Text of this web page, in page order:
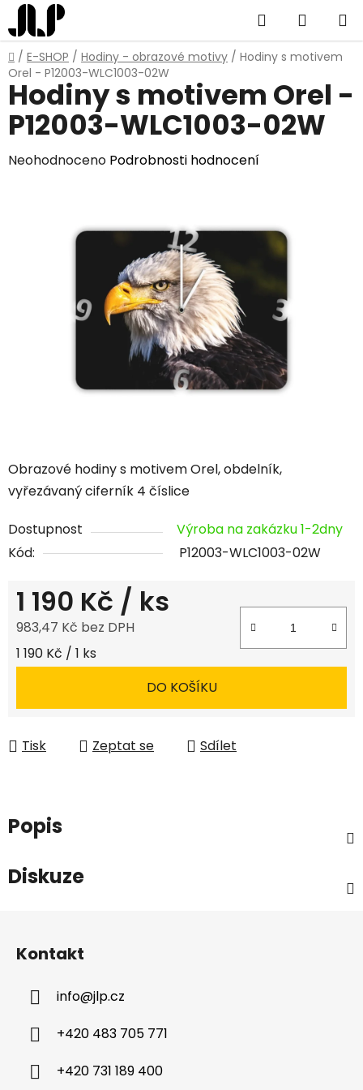
Přejít
na
obsah
Hledat
KOŠÍK
Domů
/ E-SHOP / Hodiny - obrazové motivy / Hodiny s motivem
Orel - P12003-WLC1003-02W
Obrazové hodiny s motivem Orel, obdelník,
vyřezávaný ciferník 4 číslice
Dostupnost
Výroba na zakázku 1-2dny
Kód:
P12003-WLC1003-02W
1 190 Kč / ks
983,47 Kč bez DPH
Měrná cena:
1 190 Kč / 1 ks
DO KOŠÍKU
Tisk Zeptat se Sdílet
Hodiny s motivem Orel -
P12003-WLC1003-02W
Průměrné
Neohodnoceno Podrobnosti hodnocení
Popis
Diskuze
Kontakt
info@jlp.cz
+420 483 705 771
+420 731 189 400